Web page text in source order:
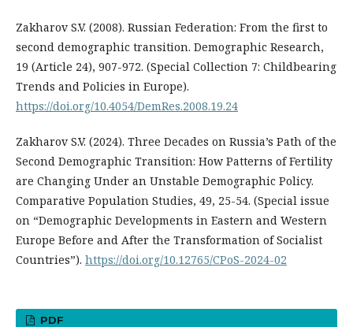
Zakharov S.V. (2008). Russian Federation: From the first to
second demographic transition. Demographic Research,
19 (Article 24), 907-972. (Special Collection 7: Childbearing
Trends and Policies in Europe).
https://doi.org/10.4054/DemRes.2008.19.24
Zakharov S.V. (2024). Three Decades on Russia’s Path of the
Second Demographic Transition: How Patterns of Fertility
are Changing Under an Unstable Demographic Policy.
Comparative Population Studies, 49, 25-54. (Special issue
on “Demographic Developments in Eastern and Western
Europe Before and After the Transformation of Socialist
Countries”). https://doi.org/10.12765/CPoS-2024-02
PDF